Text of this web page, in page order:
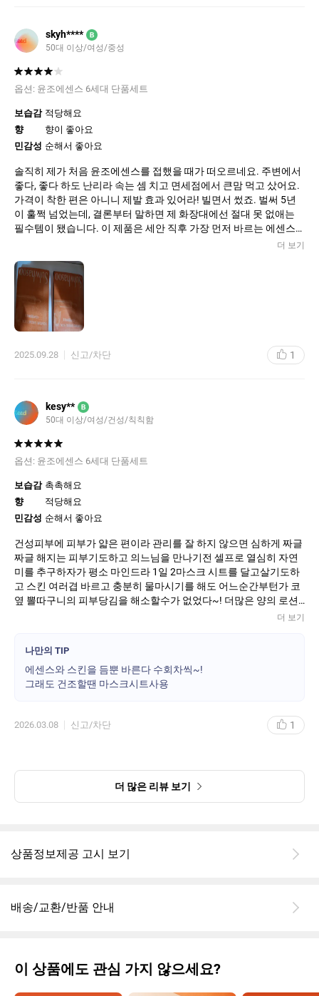
들을 써봐도 그나마 순한게 조금 나을 뿐 별 큰 효과를 느끼지 못 하
던 차에, 이 제품을 생일 선물로 받아 오랜만에 쓰고 아직도 향과 제
단해 지기 시작하는것을 느껴, 집에 있는 날엔 하루종일 피부에 덧발
라서 금방 한 통 다 썼어요.레이어링해도 뽀루지 등 전혀 문제가 없
이 제품을 쓴 후 화장이 잘 먹는 걸 느꼈고
사람들이 피부 나아졌다고는 하고, 처음 보는 이는 피부 좋다고까지
하는 말을 정말 오랜만에 다시 듣기 시작했습니다.윤조가 파부 장벽
쿠팡엔 가품도 있을거 같아서 불안한데, 이 곳에서 좋은 가격에 정말
잘 샀어요.싼거 여러개 쓰지말고 윤조최고
skyh**** B
50대 이상/여성/중성
옵션: 윤조에센스 6세대 단품세트
보습감 적당해요
향
향이 좋아요
민감성 순해서 좋아요
솔직히 제가 처음 윤조에센스를 접했을 때가 떠오르네요. 주변에서
좋다, 좋다 하도 난리라 속는 셈 치고 면세점에서 큰맘 먹고 샀어요.
가격이 착한 편은 아니니 제발 효과 있어라! 빌면서 썼죠. 벌써 5년
이 훌쩍 넘었는데, 결론부터 말하면 제 화장대에선 절대 못 없애는
필수템이 됐습니다. 이 제품은 세안 직후 가장 먼저 바르는 에센스
스며들어요. 끈적이는 거 질색하는 저도 만족할 만큼 잔여감이 남지
않고, 오히려 피부 표면을 매끈하게 정돈해줘요. 이 한 방울이 다음
단계의 스킨케어가 피부에 잘 스며들 수 있도록 길을 열어주는 부스
터 역할을 제대로 해줍니다. 이젠 윤조 없이는 다른 제품을 100% 흡
수 못 시키는 기분이에요. 이걸 오래 쓰면서 가장 크게 달라진 건 피
더라고요. 흔히 말하는 번지르르한 기름광이 아니라, 피부 속에서부
습니다.
더 보기
2025.09.28 신고/차단 1
kesy** B
50대 이상/여성/건성/칙칙함
옵션: 윤조에센스 6세대 단품세트
보습감 촉촉해요
향
적당해요
민감성 순해서 좋아요
건성피부에 피부가 얇은 편이라 관리를 잘 하지 않으면 심하게 짜글
짜글 해지는 피부기도하고 의느님을 만나기전 셀프로 열심히 자연
미를 추구하자가 평소 마인드라 1일 2마스크 시트를 달고살기도하
고 스킨 여러겹 바르고 충분히 물마시기를 해도 어느순간부턴가 코
옆 뽈따구니의 피부당김을 해소할수가 없었다~! 더많은 양의 로션
과 수분크림+영양크림을 발라도 당기는 느낌이 계속 생겼는데 추천
사우나를 마치고 나면 가장 먼저 윤조에센스를 펌핑해서 2번정도
바르고 영양크림을바른후 집에 돌아와서 다시 화장대앞에 앉아서
윤조에센스부터의 순서를 다시 시작해서 천천히 기초 화장을 한다
진 상태라 화운데이션이 수분+유분막으로 걷돌기도한다
더 보기
나만의 TIP
에센스와 스킨을 듬뿐 바른다 수회차씩~!
그래도 건조할땐 마스크시트사용
2026.03.08 신고/차단 1
더 많은 리뷰 보기
상품정보제공 고시 보기
배송/교환/반품 안내
이 상품에도 관심 가지 않으세요?